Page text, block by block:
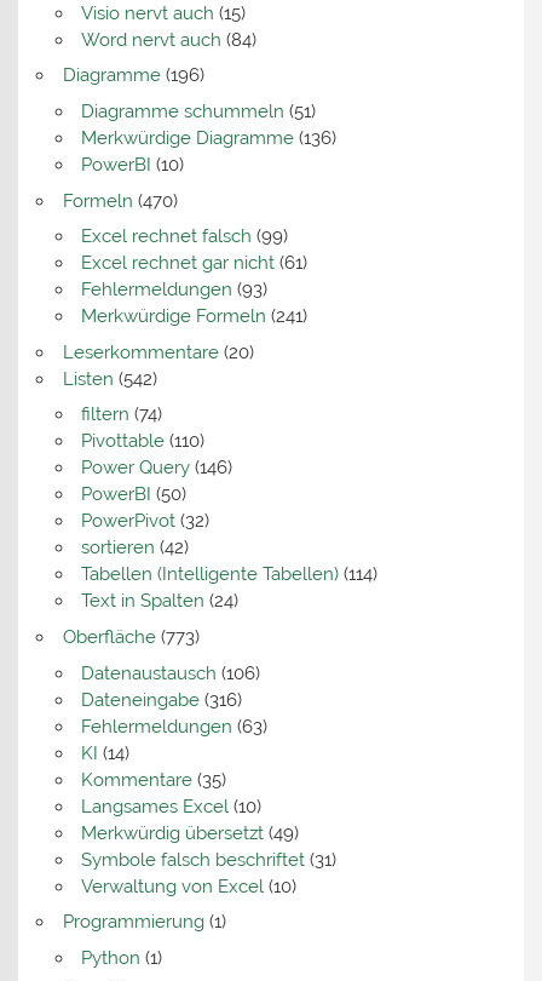
Visio nervt auch (15)
Word nervt auch (84)
Diagramme(196)
Diagramme schummeln (51)
Merkwürdige Diagramme(136)
PowerBI (10)
Formeln (470)
Excel rechnet falsch (99)
Excel rechnet gar nicht(61)
Fehlermeldungen (93)
Merkwürdige Formeln (241)
Leserkommentare(20)
Listen (542)
filtern (74)
Pivottable(110)
Power Query(146)
PowerBI (50)
PowerPivot(32)
sortieren (42)
Tabellen (Intelligente Tabellen)(114)
Text in Spalten (24)
Oberfläche(773)
Datenaustausch (106)
Dateneingabe(316)
Fehlermeldungen (63)
KI (14)
Kommentare(35)
Langsames Excel(10)
Merkwürdig übersetzt(49)
Symbole falsch beschriftet(31)
Verwaltung von Excel(10)
Programmierung(1)
Python (1)